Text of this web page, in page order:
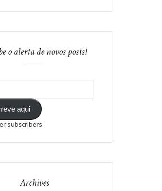
o alerta de novos posts!
aqui
subscribers
Archives